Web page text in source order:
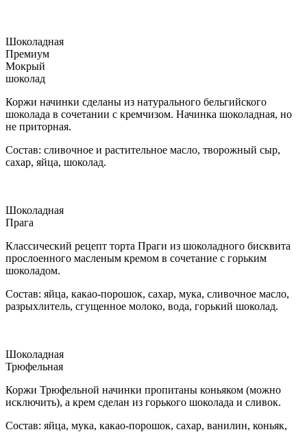
Шоколадная
Премиум
Мокрый
шоколад
Коржи начинки сделаны из натурального бельгийского
шоколада в сочетании с кремчизом. Начинка шоколадная, но
не приторная.
Состав: сливочное и растительное масло, творожный сыр,
сахар, яйца, шоколад.
Шоколадная
Прага
Классический рецепт торта Праги из шоколадного бисквита
прослоенного масленым кремом в сочетание с горьким
шоколадом.
Состав: яйца, какао-порошок, сахар, мука, сливочное масло,
разрыхлитель, сгущенное молоко, вода, горький шоколад.
Шоколадная
Трюфельная
Коржи Трюфельной начинки пропитаны коньяком (можно
исключить), а крем сделан из горького шоколада и сливок.
Состав: яйца, мука, какао-порошок, сахар, ванилин, коньяк,